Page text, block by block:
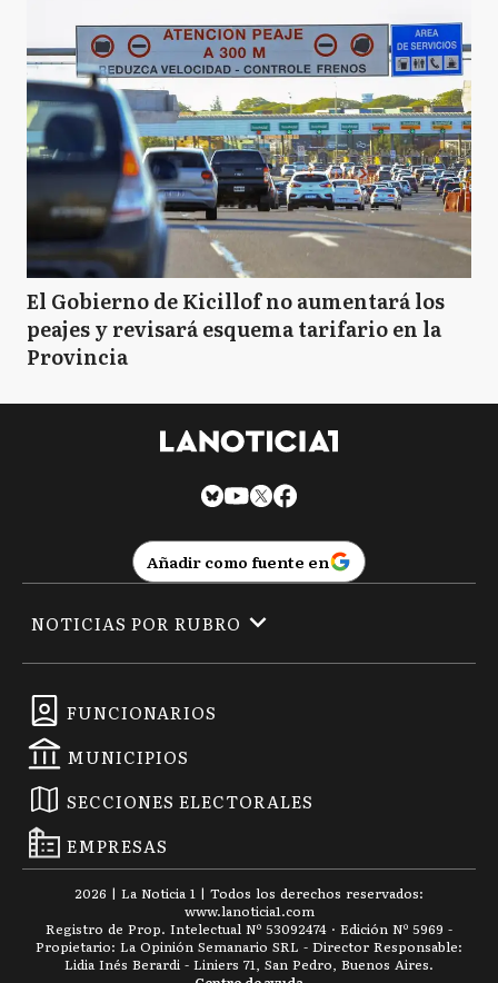
El Gobierno de Kicillof no aumentará los
peajes y revisará esquema tarifario en la
Provincia
Añadir como fuente en
FUNCIONARIOS
MUNICIPIOS
SECCIONES ELECTORALES
EMPRESAS
NOTICIAS POR RUBRO
2026 | La Noticia 1 | Todos los derechos reservados:
www.lanoticia1.com
Registro de Prop. Intelectual Nº 53092474 · Edición Nº 5969 -
Propietario: La Opinión Semanario SRL - Director Responsable:
Lidia Inés Berardi - Liniers 71, San Pedro, Buenos Aires.